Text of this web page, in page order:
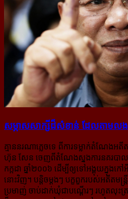
សម្ភាសសាក្សី​ដ៏​សំខាន់ ដែល​តាម​ល
គ្មាននរណាភ្លេចទេ ពីការទម្លាក់តំណែងអ
ហ៊ុន សែន ចេញពីតំណែង​ស្នងការនគរបាល
កក្កដា ឆ្នាំ២០០៦ ដើម្បីឲ្យទៅអង្គុយក្នុងក
នោះវិញ។ បន្តិចម្ដងៗ បក្ខពួករបស់អតីតមន្ត្រី
ប្រមាញ់ ចាប់​ដាក់​ឃុំជាបណ្ដើរៗ រហូតលុះត្រា